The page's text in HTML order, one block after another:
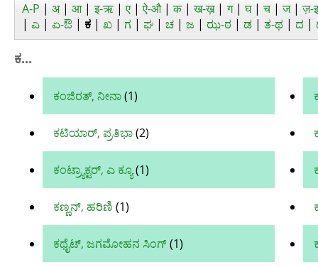
A-P |अ|आ|इ-ऋ|ए|ऐ-औ|क|ख-ख़|ग|घ|च|ज|ज़-
| ಎ | ಏ-ಔ | ಕ | ಖ | ಗ | ಘ | ಚ | ಜ | ಝ-ಠ | ಡ | ತ-ಥ | ದ |
ಕ...
ಕಂಜಿರತ್, ನೀನಾ(1)
ಕಟಿಯಾರ್, ಪ್ರತಿಭಾ(2)
ಕಂಟ್ರ್ಯಾಕ್ಟರ್, ಎ ಕ್ಯೂ(1)
ಕಣ್ಣನ್, ಹರಿಣಿ (1)
ಕಥೈಟ್, ಜಗಮೋಹನ ಸಿಂಗ್‌(1)